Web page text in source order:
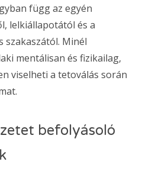
függ az egyén
lelkiállapotától és a
szakaszától. Minél
mentálisan és fizikailag,
viselheti a tetoválás során
befolyásoló